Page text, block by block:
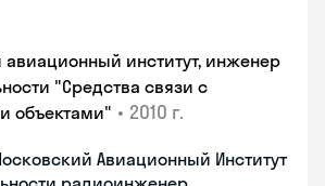
институт, инженер
"Средства связи с
объектами" • 2010 г.
Авиационный Институт